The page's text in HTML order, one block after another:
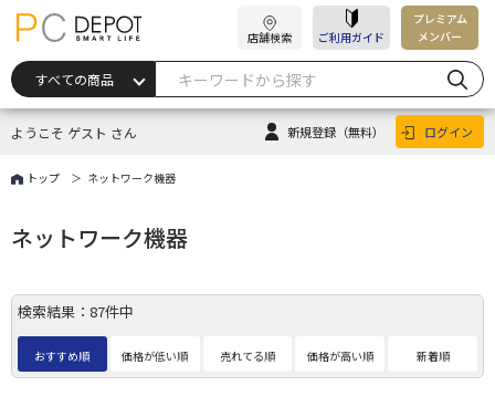
店舗検索 ご利用ガイド
プレミアム
メンバー
ようこそ ゲスト さん 新規登録 （無料） ログイン
トップ ネットワーク機器
ネットワーク機器
検索結果：87件中
おすすめ順 価格が低い順 売れてる順 価格が高い順 新着順